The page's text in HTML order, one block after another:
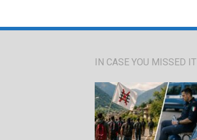
IN CASE YOU MISSED IT